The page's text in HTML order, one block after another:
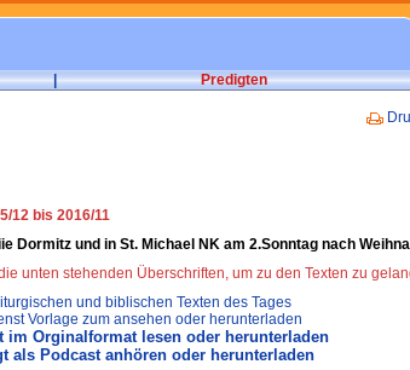
| Predigten
12 bis 2016/11
Dormitz und in St. Michael NK am 2.Sonntag nach
unten stehenden Überschriften, um zu den Texten zu
und biblischen Texten des Tages
Vorlage zum ansehen oder herunterladen
im Orginalformat lesen oder herunterladen
als Podcast anhören oder herunterladen